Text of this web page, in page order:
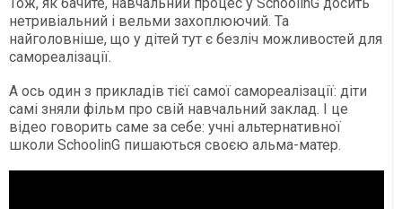
нетривіальний і вельми захоплюючий. Та
найголовніше, що у дітей тут є безліч можливостей для
самореалізації.
А ось один з прикладів тієї самої самореалізації: діти
самі зняли фільм про свій навчальний заклад. І це
відео говорить саме за себе: учні альтернативної
школи SchoolinG пишаються своєю альма-матер.